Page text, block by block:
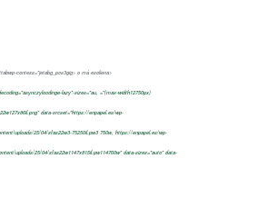
contess="jetabg_pos3gig> o má esoliena>
lazy"-sizes="au, ="(max-width12750px)
data-srcset="https://enpapel.es/wp-
uploads/25/04/sfas22w3-75250il.pw3 750w, https://enpapel.es/wp-
uploads/25/04/sfas22w1147x815il.pw114760w" data-sizes="auto" data-